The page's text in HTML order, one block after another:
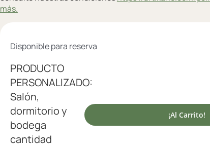
más.
Disponible para reserva
PRODUCTO
PERSONALIZADO:
Salón,
dormitorio y
bodega
cantidad
¡Al Carrito!